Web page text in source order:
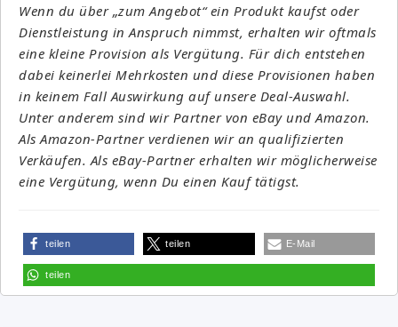
Wenn du über „zum Angebot“ ein Produkt kaufst oder
Dienstleistung in Anspruch nimmst, erhalten wir oftmals
eine kleine Provision als Vergütung. Für dich entstehen
dabei keinerlei Mehrkosten und diese Provisionen haben
in keinem Fall Auswirkung auf unsere Deal-Auswahl.
Unter anderem sind wir Partner von eBay und Amazon.
Als Amazon-Partner verdienen wir an qualifizierten
Verkäufen. Als eBay-Partner erhalten wir möglicherweise
eine Vergütung, wenn Du einen Kauf tätigst.
teilen teilen E-Mail
teilen